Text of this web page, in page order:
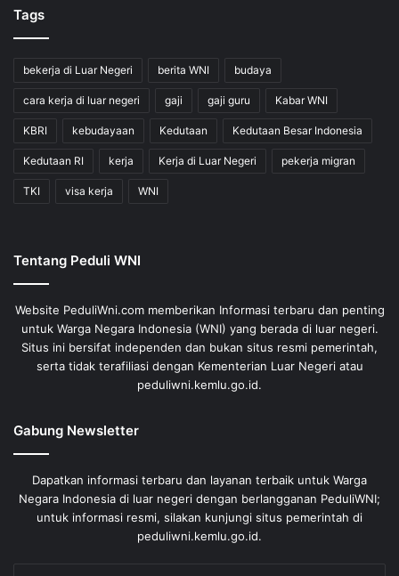
Tags
bekerja di Luar Negeri berita WNI budaya
cara kerja di luar negeri gaji gaji guru Kabar WNI
KBRI kebudayaan Kedutaan Kedutaan Besar Indonesia
Kedutaan RI kerja Kerja di Luar Negeri pekerja migran
TKI visa kerja WNI
Tentang Peduli WNI
Website PeduliWni.com memberikan Informasi terbaru dan penting
untuk Warga Negara Indonesia (WNI) yang berada di luar negeri.
Situs ini bersifat independen dan bukan situs resmi pemerintah,
serta tidak terafiliasi dengan Kementerian Luar Negeri atau
peduliwni.kemlu.go.id.
Gabung Newsletter
Dapatkan informasi terbaru dan layanan terbaik untuk Warga
Negara Indonesia di luar negeri dengan berlangganan PeduliWNI;
untuk informasi resmi, silakan kunjungi situs pemerintah di
peduliwni.kemlu.go.id.